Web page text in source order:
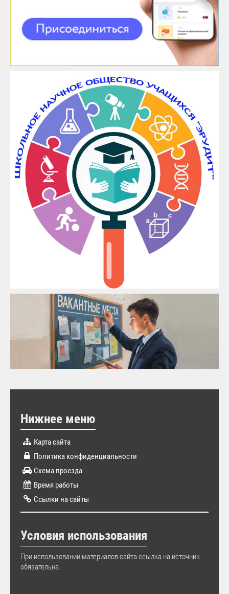
Нижнее меню
Карта сайта
Политика конфиденциальности
Схема проезда
Время работы
Ссылки на сайты
Условия использования
При использовании материалов сайта ссылка на источник
обязательна.